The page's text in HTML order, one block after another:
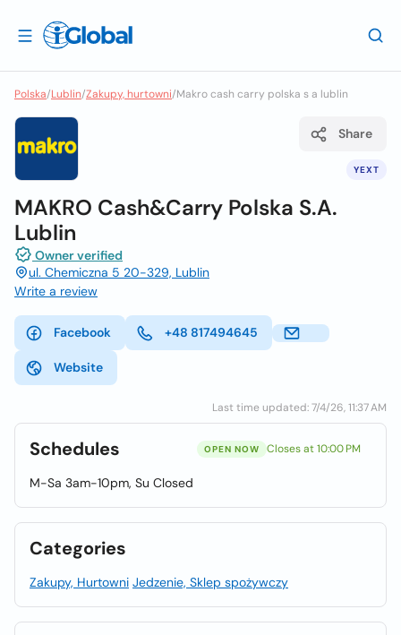
Polska/Lublin/Zakupy, hurtowni/Makro cash carry polska s a lublin
YEXT
Share
MAKRO Cash&Carry Polska S.A.
Lublin
Owner verified
ul. Chemiczna 5 20-329, Lublin
Write a review
Facebook +48 817494645
Website
Last time updated: 7/4/26, 11:37 AM
Schedules OPEN NOW Closes at 10:00 PM
M-Sa 3am-10pm, Su Closed
Categories
Zakupy, Hurtowni Jedzenie, Sklep spożywczy